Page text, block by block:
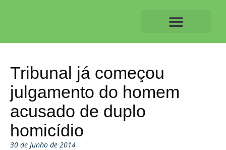
Tribunal já começou
julgamento do homem
acusado de duplo
homicídio
30 de Junho de 2014